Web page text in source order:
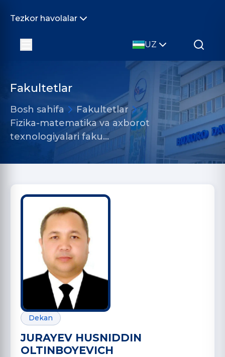
Tezkor havolalar
UZ
Fakultetlar
Bosh sahifa
Fakultetlar
Fizika-matematika va axborot
texnologiyalari faku…
Dekan
JURAYEV HUSNIDDIN
OLTINBOYEVICH